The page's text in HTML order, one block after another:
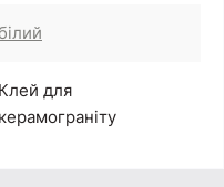
Клей для
керамограніту